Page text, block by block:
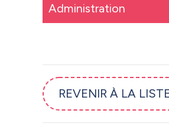
Administration
REVENIR À LA